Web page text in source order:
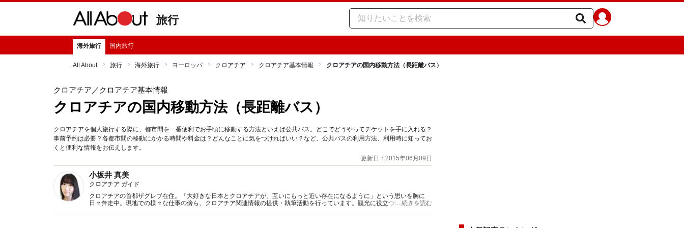
旅行
海外旅行 国内旅行
All About 旅行 海外旅行 ヨーロッパ クロアチア クロアチア基本情報 クロアチアの国内移動方法（長距離バス）
クロアチア ／クロアチア基本情報
クロアチアの国内移動方法（長距離バス）
クロアチアを個人旅行する際に、都市間を一番便利でお手頃に移動する方法といえば公共バス。どこでどうやってチケットを手に入れる？
事前予約は必要？各都市間の移動にかかる時間や料金は？どんなことに気をつければいい？など、公共バスの利用方法、利用時に知ってお
くと便利な情報をお伝えします。
更新日：2015年06月09日
小坂井 真美
クロアチア ガイド
クロアチアの首都ザグレブ在住。「大好きな日本とクロアチアが、互いにもっと近い存在になるように」という思いを胸に
日々奔走中。現地での様々な仕事の傍ら、クロアチア関連情報の提供・執筆活動を行っています。観光に役立つ情報はもちろ
ん、クロアチアをより身近に感じていただけるよう様々な情報をお届けします。
...続きを読む